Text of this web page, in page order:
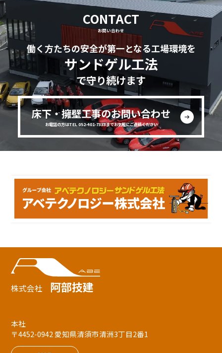
CONTACT
お問い合わせ
働く方たちの安全が第一となる工場環境を
サンドゲル工法
で守り続けます
床下・擁壁工事のお問い合わせ
お電話の方はTEL 052-401-7333までお気軽にご連絡ください
株式会社 阿部技建
本社
〒4452-0942 愛知県清須市清洲3丁目2番1